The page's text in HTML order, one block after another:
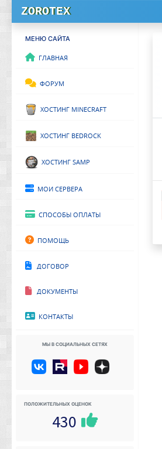
ZOROTEX
МЕНЮ САЙТА
Главная
Форум
Хостинг Minecraft
Хостинг Bedrock
Хостинг SAMP
Мои сервера
Способы оплаты
Помощь
Договор
Документы
Контакты
Мы в социальных сетях
Положительных оценок
430